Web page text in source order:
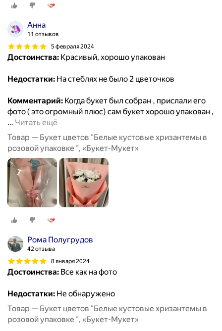
Анна
11 отзывов
5 февраля 2024
Достоинства: Красивый, хорошо упакован
Недостатки: На стеблях не было 2 цветочков
Комментарий: Когда букет был собран , прислали его
фото ( это огромный плюс) сам букет хорошо упакован ,
… Читать ещё
Товар — Букет цветов "Белые кустовые хризантемы в
розовой упаковке ", «Букет-Мукет»
Рома Полугрудов
42 отзыва
8 января 2024
Достоинства: Все как на фото
Недостатки: Не обнаружено
Товар — Букет цветов "Белые кустовые хризантемы в
розовой упаковке ", «Букет-Мукет»